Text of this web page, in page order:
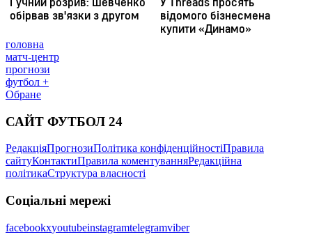
головна
матч-центр
прогнози
футбол +
Обране
САЙТ ФУТБОЛ 24
РедакціяПрогнозиПолітика конфіденційностіПравила
сайтуКонтактиПравила коментуванняРедакційна
політикаСтруктура власності
Соціальні мережі
facebookxyoutubeinstagramtelegramviber